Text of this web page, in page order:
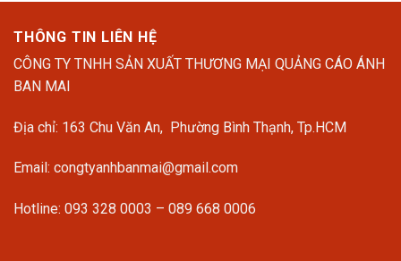
THÔNG TIN LIÊN HỆ
CÔNG TY TNHH SẢN XUẤT THƯƠNG MẠI QUẢNG CÁO ÁNH
BAN MAI
Địa chỉ: 163 Chu Văn An, Phường Bình Thạnh, Tp.HCM
Email: congtyanhbanmai@gmail.com
Hotline: 093 328 0003 – 089 668 0006